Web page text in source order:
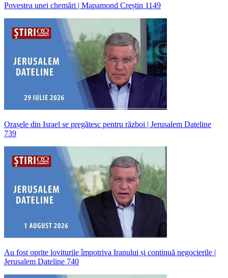
Povestea unei chemări | Mapamond Creștin 1149
Orașele din Israel se pregătesc pentru război | Jerusalem Dateline
739
Au fost oprite loviturile împotriva Iranului și continuă negocierile |
Jerusalem Dateline 740